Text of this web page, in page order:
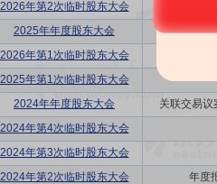
2026年第2次临时股东大会
2025年年度股东大会
关联交易议
2026年第1次临时股东大会
2025年第1次临时股东大会
2024年年度股东大会
关联交易议
2024年第4次临时股东大会
2024年第3次临时股东大会
2024年第2次临时股东大会
年度